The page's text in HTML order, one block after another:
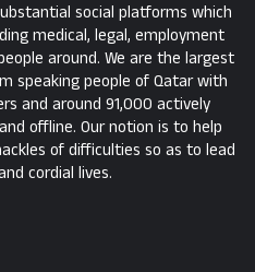
social platforms which
medical, legal, employment
around. We are the largest
speaking people of Qatar with
and around 91,000 actively
offline. Our notion is to help
of difficulties so as to lead
cordial lives.